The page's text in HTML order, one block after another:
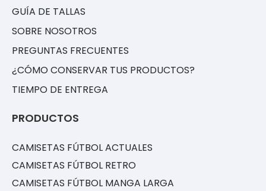
GUÍA DE TALLAS
SOBRE NOSOTROS
PREGUNTAS FRECUENTES
¿CÓMO CONSERVAR TUS PRODUCTOS?
TIEMPO DE ENTREGA
PRODUCTOS
CAMISETAS FÚTBOL ACTUALES
CAMISETAS FÚTBOL RETRO
CAMISETAS FÚTBOL MANGA LARGA